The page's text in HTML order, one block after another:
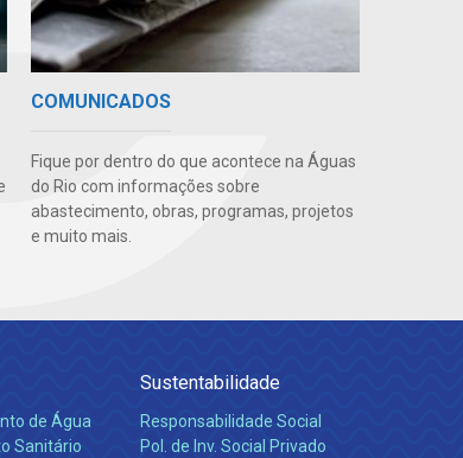
COMUNICADOS
Fique por dentro do que acontece na Águas
do Rio com informações sobre
abastecimento, obras, programas, projetos
e muito mais.
de Água
Sanitário
Sustentabilidade
Responsabilidade Social
Pol. de Inv. Social Privado